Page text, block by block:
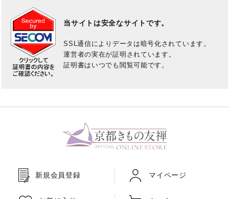
当サイトは安全なサイトです。
SSL通信によりデータは暗号化されています。
運営者の実在が証明されています。
証明書はいつでも閲覧可能です。
新規会員登録 マイページ